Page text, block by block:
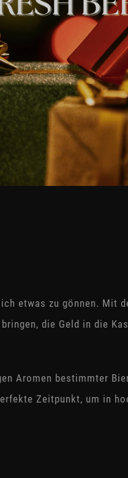
etwas zu gönnen. Mit
die Geld in die
Aromen bestimmter
Zeitpunkt, um in